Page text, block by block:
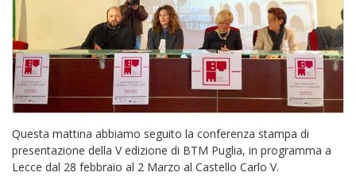
Questa mattina abbiamo seguito la conferenza stampa di
presentazione della V edizione di BTM Puglia, in programma a
Lecce dal 28 febbraio al 2 Marzo al Castello Carlo V.